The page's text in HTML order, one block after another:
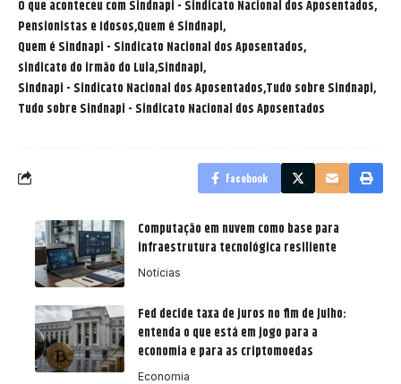
O que aconteceu com Sindnapi - Sindicato Nacional dos Aposentados
Pensionistas e Idosos Quem é Sindnapi
Quem é Sindnapi - Sindicato Nacional dos Aposentados
sindicato do irmão do Lula Sindnapi
Sindnapi - Sindicato Nacional dos Aposentados Tudo sobre Sindnapi
Tudo sobre Sindnapi - Sindicato Nacional dos Aposentados
Facebook
Computação em nuvem como base para
infraestrutura tecnológica resiliente
Notícias
Fed decide taxa de juros no fim de julho:
entenda o que está em jogo para a
economia e para as criptomoedas
Economia